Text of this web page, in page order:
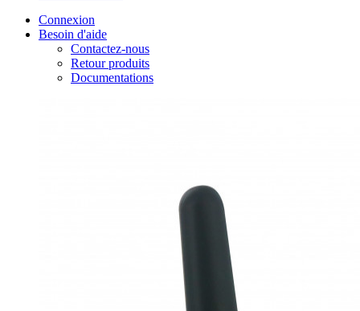
Connexion
Besoin d'aide
Contactez-nous
Retour produits
Documentations